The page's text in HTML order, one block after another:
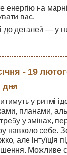
енергію на
вас.
до деталей — у
- 19
дня
у ритмі
планами,
у змінах,
навколо себе.
але інтуїція
Можливе